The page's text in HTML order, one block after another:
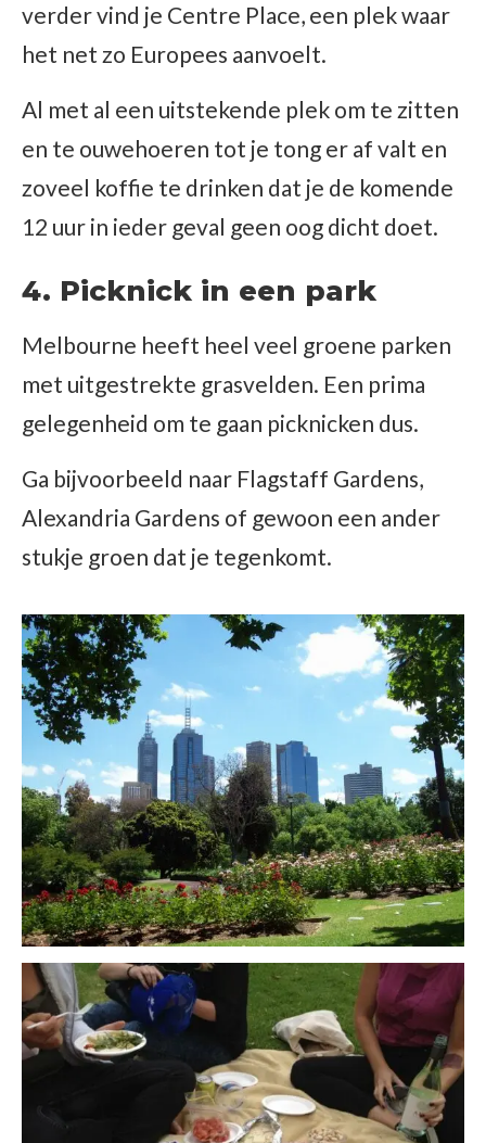
verder vind je Centre Place, een plek waar
het net zo Europees aanvoelt.
Al met al een uitstekende plek om te zitten
en te ouwehoeren tot je tong er af valt en
zoveel koffie te drinken dat je de komende
12 uur in ieder geval geen oog dicht doet.
4. Picknick in een park
Melbourne heeft heel veel groene parken
met uitgestrekte grasvelden. Een prima
gelegenheid om te gaan picknicken dus.
Ga bijvoorbeeld naar Flagstaff Gardens,
Alexandria Gardens of gewoon een ander
stukje groen dat je tegenkomt.